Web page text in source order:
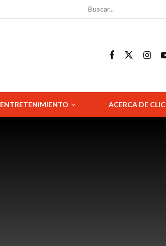
ENTRETENIMIENTO ACERCA DE CLIC